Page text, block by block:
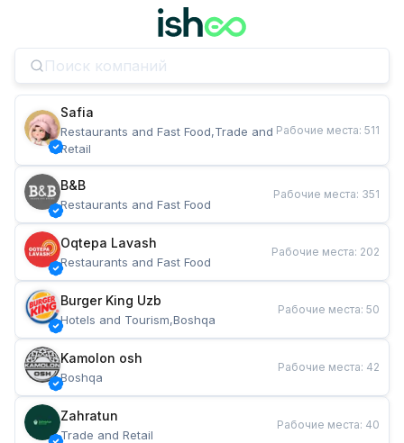
Safia
Restaurants and Fast Food,Trade and
Retail
Рабочие места: 511
B&B
Restaurants and Fast Food
Рабочие места: 351
Oqtepa Lavash
Restaurants and Fast Food
Рабочие места: 202
Burger King Uzb
Hotels and Tourism,Boshqa
Рабочие места: 50
Kamolon osh
Boshqa
Рабочие места: 42
Zahratun
Trade and Retail
Рабочие места: 40